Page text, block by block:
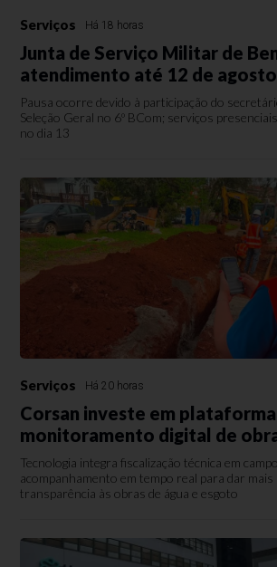
Serviços Há 18 horas
Junta de Serviço Militar de
atendimento até 12 de agosto
Pausa ocorre devido à participação do
Seleção Geral no 6º BCom; serviços
no dia 13
Serviços Há 20 horas
Corsan investe em
monitoramento digital de
Tecnologia integra fiscalização técnica em
acompanhamento em tempo real para dar mais
transparência às obras de água e esgoto